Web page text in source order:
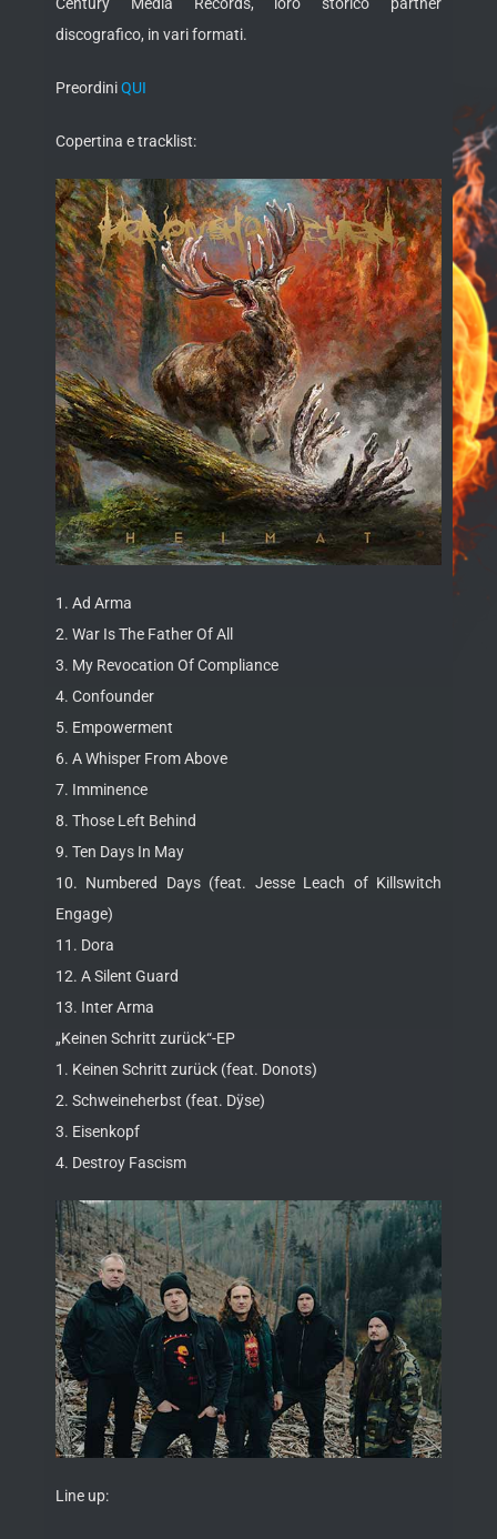
Century Media Records, loro storico partner
discografico, in vari formati.
PreordiniQUI
Copertina e tracklist:
1. Ad Arma
2. War Is The Father Of All
3. My Revocation Of Compliance
4. Confounder
5. Empowerment
6. A Whisper From Above
7. Imminence
8. Those Left Behind
9. Ten Days In May
10. Numbered Days (feat. Jesse Leach of Killswitch
Engage)
11. Dora
12. A Silent Guard
13. Inter Arma
„Keinen Schritt zurück“-EP
1. Keinen Schritt zurück (feat. Donots)
2. Schweineherbst (feat. Dÿse)
3. Eisenkopf
4. Destroy Fascism
Line up: